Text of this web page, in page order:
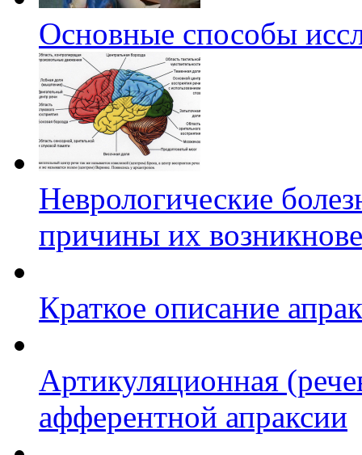
Основные способы
Неврологические
причины их
Краткое описание
Артикуляционная
афферентной апраксии